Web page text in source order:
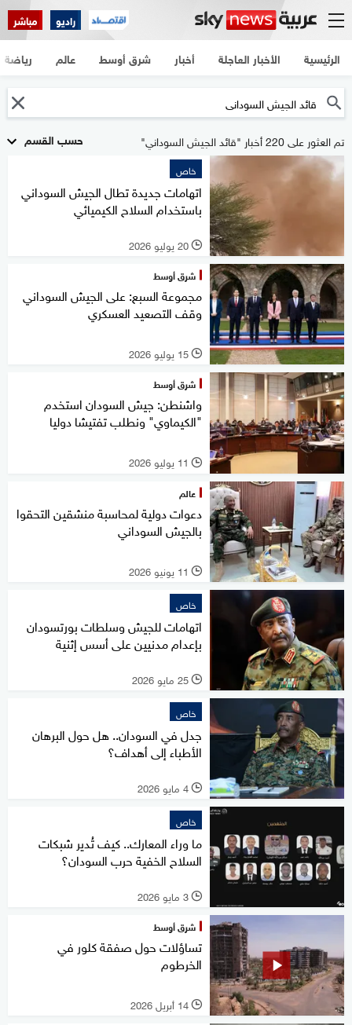
راديو مباشر
الرئيسية الأخبار العاجلة أخبار شرق أوسط عالم رياضة
حسب القسم تم العثور على 220 أخبار "قائد الجيش السوداني"
خاص
اتهامات جديدة تطال الجيش السوداني
باستخدام السلاح الكيميائي
l 20 يوليو 2026
شرق أوسط
مجموعة السبع: على الجيش السوداني
وقف التصعيد العسكري
l 15 يوليو 2026
شرق أوسط
واشنطن: جيش السودان استخدم
"الكيماوي" ونطلب تفتيشا دوليا
l 11 يوليو 2026
عالم
دعوات دولية لمحاسبة منشقين التحقوا
بالجيش السوداني
l 11 يونيو 2026
خاص
اتهامات للجيش وسلطات بورتسودان
بإعدام مدنيين على أسس إثنية
l 25 مايو 2026
خاص
جدل في السودان.. هل حول البرهان
الأطباء إلى أهداف؟
l 4 مايو 2026
خاص
ما وراء المعارك.. كيف تُدير شبكات
السلاح الخفية حرب السودان؟
l 3 مايو 2026
شرق أوسط
تساؤلات حول صفقة كلور في
الخرطوم
l 14 أبريل 2026